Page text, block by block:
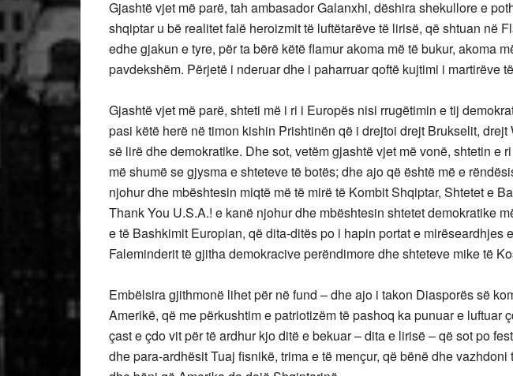
Gjashtë vjet më parë, tah ambasador Galanxhi, dëshira shekullore e
shqiptar u bë realitet falë heroizmit të luftëtarëve të lirisë, që shtuan në
edhe gjakun e tyre, për ta bërë këtë flamur akoma më të bukur, akoma
pavdekshëm. Përjetë i nderuar dhe i paharruar qoftë kujtimi i martirëve
Gjashtë vjet më parë, shteti më i ri i Europës nisi rrugëtimin e tij
pasi këtë herë në timon kishin Prishtinën që i drejtoi drejt Brukselit, drejt
së lirë dhe demokratike. Dhe sot, vetëm gjashtë vjet më vonë, shtetin e
më shumë se gjysma e shteteve të botës; dhe ajo që është më e
njohur dhe mbështesin miqtë më të mirë të Kombit Shqiptar, Shtetet e
Thank You U.S.A.! e kanë njohur dhe mbështesin shtetet demokratike
e të Bashkimit Europian, që dita-ditës po i hapin portat e mirëseardhjes
Faleminderit të gjitha demokracive perëndimore dhe shteteve mike të
Embëlsira gjithmonë lihet për në fund – dhe ajo i takon Diasporës së
Amerikë, që me përkushtim e patriotizëm të pashoq ka punuar e luftuar
çast e çdo vit për të ardhur kjo ditë e bekuar – dita e lirisë – që sot po
dhe para-ardhësit Tuaj fisnikë, trima e të mençur, që bënë dhe